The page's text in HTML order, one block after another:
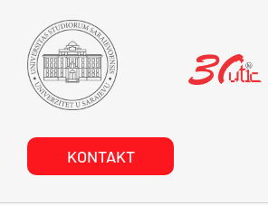
content
O NAMA
KONTAKT